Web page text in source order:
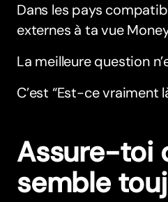
Dans les pays
externes à ta vue
La meilleure question
C’est “Est-ce vraiment
Assure-toi
semble